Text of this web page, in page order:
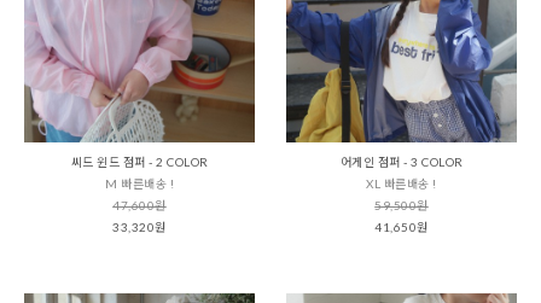
씨드 윈드 점퍼 - 2 COLOR
M 빠른배송 !
47,600원
33,320원
어게인 점퍼 - 3 COLOR
XL 빠른배송 !
59,500원
41,650원